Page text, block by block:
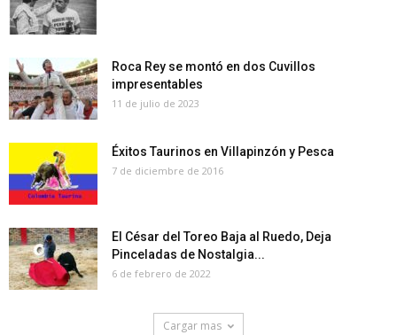
Roca Rey se montó en dos Cuvillos
impresentables
11 de julio de 2023
Éxitos Taurinos en Villapinzón y Pesca
7 de diciembre de 2016
El César del Toreo Baja al Ruedo, Deja
Pinceladas de Nostalgia...
6 de febrero de 2022
Cargar mas